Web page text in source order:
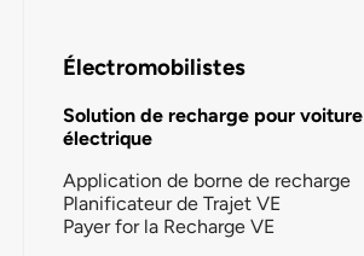
Électromobilistes
Solution de recharge pour voiture
électrique
Application de borne de recharge
Planificateur de Trajet VE
Payer for la Recharge VE